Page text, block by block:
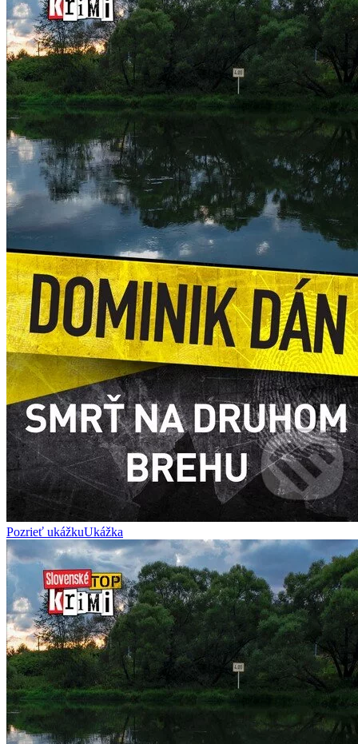
Pozrieť ukážkuUkážka